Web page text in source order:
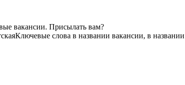
вакансии. Присылать вам?
Ключевые слова в названии вакансии, в